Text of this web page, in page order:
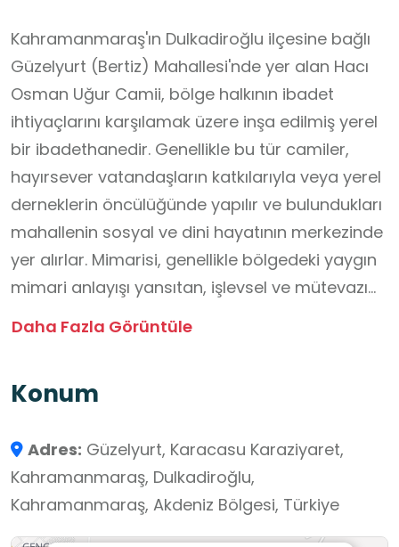
Kahramanmaraş'ın Dulkadiroğlu ilçesine bağlı
Güzelyurt (Bertiz) Mahallesi'nde yer alan Hacı
Osman Uğur Camii, bölge halkının ibadet
ihtiyaçlarını karşılamak üzere inşa edilmiş yerel
bir ibadethanedir. Genellikle bu tür camiler,
hayırsever vatandaşların katkılarıyla veya yerel
derneklerin öncülüğünde yapılır ve bulundukları
mahallenin sosyal ve dini hayatının merkezinde
yer alırlar. Mimarisi, genellikle bölgedeki yaygın
mimari anlayışı yansıtan, işlevsel ve mütevazı
bir tasarıma sahiptir. İç mekânında mihrap,
olmanın ötesinde, mahalle sakinlerinin bir
günlerde toplandığı bir merkez işlevi görür.
İsmini, yapımına öncülük eden veya arsasını
bağışlayan Hacı Osman Uğur isimli bir
hayırseverden aldığı tahmin edilmektedir.
Daha Fazla Görüntüle
Konum
Adres: Güzelyurt, Karacasu Karaziyaret,
Kahramanmaraş, Dulkadiroğlu,
Kahramanmaraş, Akdeniz Bölgesi, Türkiye